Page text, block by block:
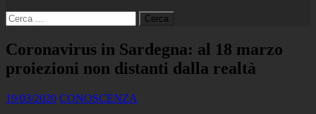
Ricerca
per:
Coronavirus in Sardegna: al 18 marzo
proiezioni non distanti dalla realtà
19/03/2020 CONOSCENZA